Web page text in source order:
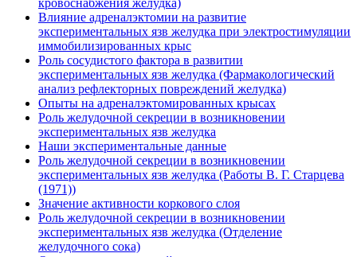
Влияние адреналэктомии на развитие
экспериментальных язв желудка при электростимуляции
иммобилизированных крыс
Роль сосудистого фактора в развитии
экспериментальных язв желудка (Фармакологический
анализ рефлекторных повреждений желудка)
Опыты на адреналэктомированных крысах
Роль желудочной секреции в возникновении
экспериментальных язв желудка
Наши экспериментальные данные
Роль желудочной секреции в возникновении
экспериментальных язв желудка (Работы В. Г. Старцева
(1971))
Значение активности коркового слоя
Роль желудочной секреции в возникновении
экспериментальных язв желудка (Отделение
желудочного сока)